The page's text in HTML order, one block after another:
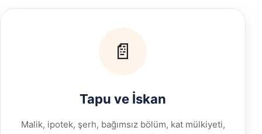
📄
Tapu ve İskan
Malik, ipotek, şerh, bağımsız bölüm, kat mülkiyeti,